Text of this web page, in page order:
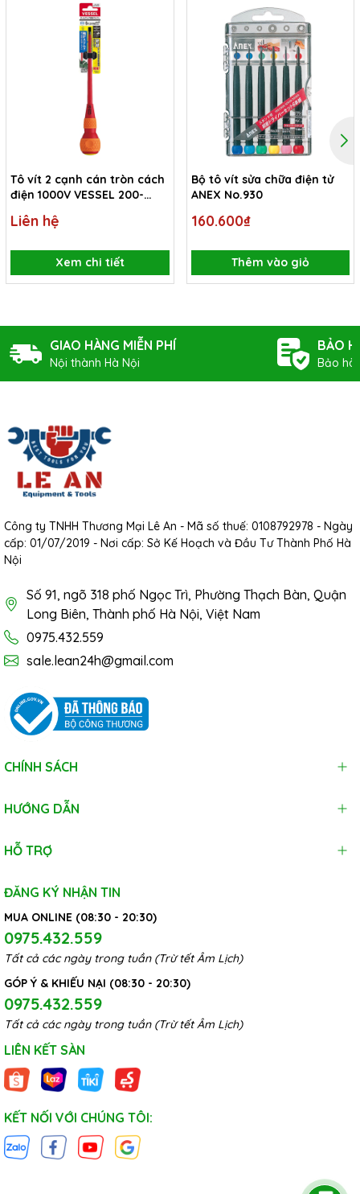
Tô vít 2 cạnh cán tròn cách
điện 1000V VESSEL 200-
Liên hệ
Xem chi tiết
Bộ tô vít sửa chữa điện tử
ANEX No.930
160.600₫
Thêm vào giỏ
GIAO HÀNG MIỄN PHÍ
Nội thành Hà Nội
BẢO
Bảo
Công ty TNHH Thương Mại Lê An - Mã số thuế: 0108792978 - Ngày
cấp: 01/07/2019 - Nơi cấp: Sở Kế Hoạch và Đầu Tư Thành Phố Hà
Nội
Số 91, ngõ 318 phố Ngọc Trì, Phường Thạch Bàn, Quận
Long Biên, Thành phố Hà Nội, Việt Nam
0975.432.559
sale.lean24h@gmail.com
CHÍNH SÁCH
HƯỚNG DẪN
HỖ TRỢ
ĐĂNG KÝ NHẬN TIN
MUA ONLINE (08:30 - 20:30)
0975.432.559
Tất cả các ngày trong tuần (Trừ tết Âm Lịch)
GÓP Ý & KHIẾU NẠI (08:30 - 20:30)
0975.432.559
Tất cả các ngày trong tuần (Trừ tết Âm Lịch)
LIÊN KẾT SÀN
KẾT NỐI VỚI CHÚNG TÔI: